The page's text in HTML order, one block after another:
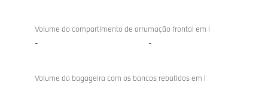
Volume do compartimento de arrumação frontal em l
- -
Volume da bagageira com os bancos rebatidos em l